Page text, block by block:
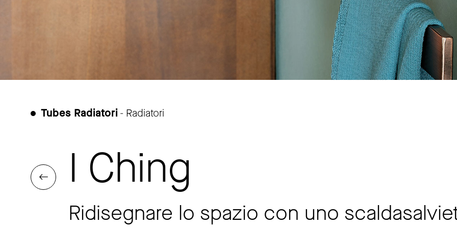
Tubes Radiatori - Radiatori
I Ching
Ridisegnare lo spazio con uno